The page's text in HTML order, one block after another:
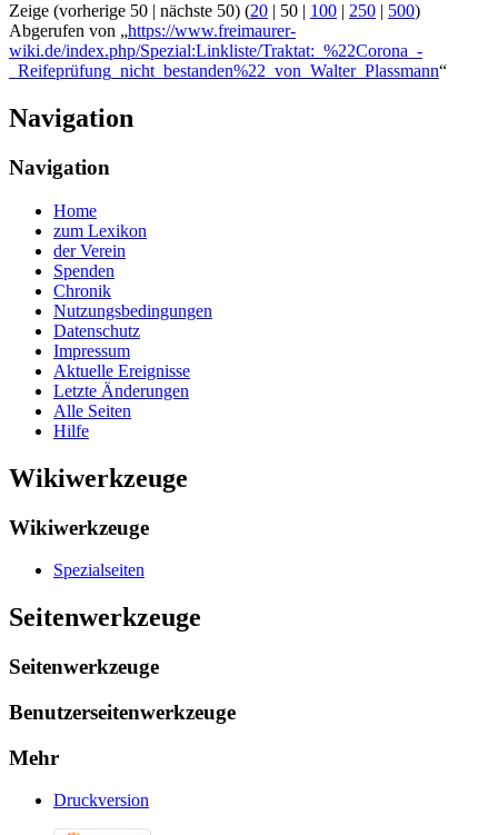
Zeige (vorherige 50 | nächste 50) (20 | 50 | 100 | 250 | 500)
Abgerufen von „https://www.freimaurer-
wiki.de/index.php/Spezial:Linkliste/Traktat:_%22Corona_-
_Reifeprüfung_nicht_bestanden%22_von_Walter_Plassmann“
Navigation
Navigation
Home
zum Lexikon
der Verein
Spenden
Chronik
Nutzungsbedingungen
Datenschutz
Impressum
Aktuelle Ereignisse
Letzte Änderungen
Alle Seiten
Hilfe
Wikiwerkzeuge
Wikiwerkzeuge
Spezialseiten
Seitenwerkzeuge
Seitenwerkzeuge
Benutzerseitenwerkzeuge
Mehr
Druckversion